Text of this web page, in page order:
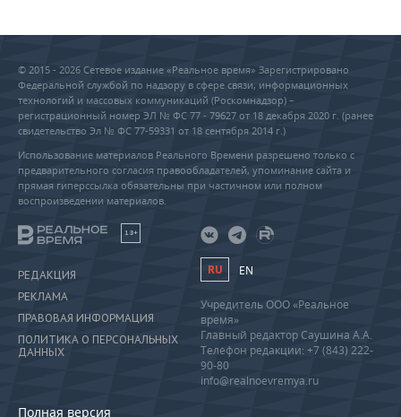
© 2015 - 2026 Сетевое издание «Реальное время» Зарегистрировано
Федеральной службой по надзору в сфере связи, информационных
технологий и массовых коммуникаций (Роскомнадзор) –
регистрационный номер ЭЛ № ФС 77 - 79627 от 18 декабря 2020 г. (ранее
свидетельство Эл № ФС 77-59331 от 18 сентября 2014 г.)
Использование материалов Реального Времени разрешено только с
предварительного согласия правообладателей, упоминание сайта и
прямая гиперссылка обязательны при частичном или полном
воспроизведении материалов.
18+
РЕДАКЦИЯ
РЕКЛАМА
ПРАВОВАЯ ИНФОРМАЦИЯ
ПОЛИТИКА О ПЕРСОНАЛЬНЫХ
ДАННЫХ
Полная версия
RU EN
Учредитель ООО «Реальное
время»
Главный редактор Саушина А.А.
Телефон редакции: +7 (843) 222-
90-80
info@realnoevremya.ru